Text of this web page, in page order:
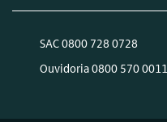
SAC 0800 728 0728
Ouvidoria 0800 570 0011